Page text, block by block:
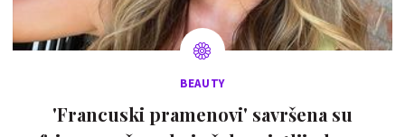
BEAUTY
'Francuski pramenovi' savršena su